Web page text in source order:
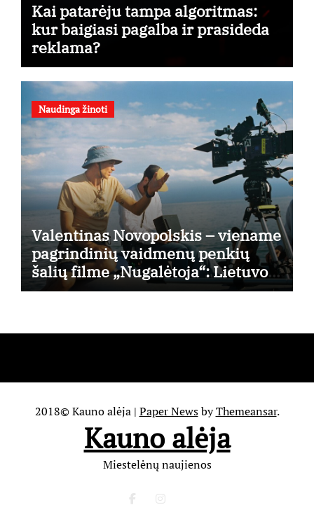
Kai patarėju tampa algoritmas:
kur baigiasi pagalba ir prasideda
reklama?
Naudinga žinoti
Valentinas Novopolskis – viename
pagrindinių vaidmenų penkių
šalių filme „Nugalėtoja“: Lietuvos
kino teatruose – nuo rugpjūčio 7-
2018© Kauno alėja | Paper NewsbyThemeansar.
Kauno alėja
Miestelėnų naujienos